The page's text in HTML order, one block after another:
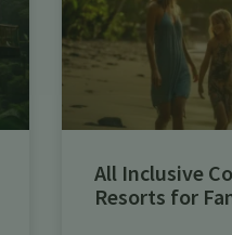
All Inclusive
Resorts for